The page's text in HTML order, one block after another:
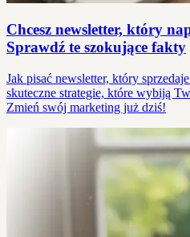
Chcesz newsletter, który
Sprawdź te szokujące fakty
Jak pisać newsletter, który
skuteczne strategie, które wybiją
Zmień swój marketing już dziś!